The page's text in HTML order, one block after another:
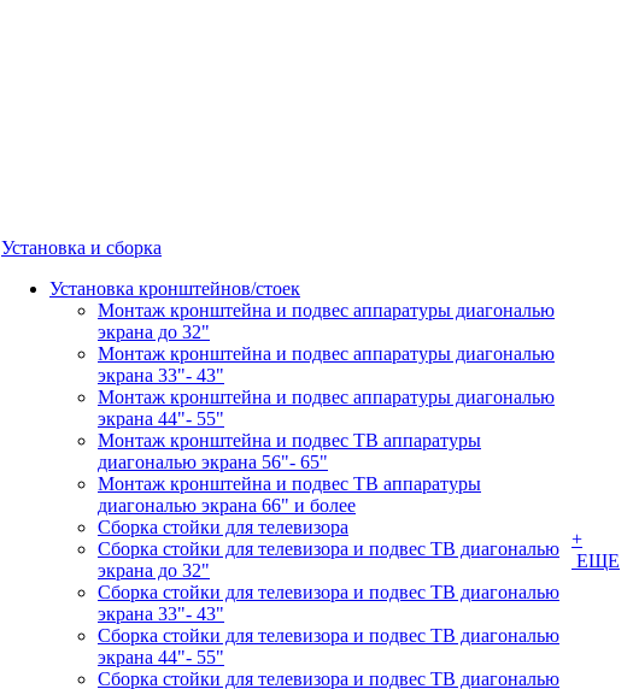
Установка и сборка
Установка кронштейнов/стоек
Монтаж кронштейна и подвес аппаратуры диагональю
экрана до 32"
Монтаж кронштейна и подвес аппаратуры диагональю
экрана 33"- 43"
Монтаж кронштейна и подвес аппаратуры диагональю
экрана 44"- 55"
Монтаж кронштейна и подвес ТВ аппаратуры
диагональю экрана 56"- 65"
Монтаж кронштейна и подвес ТВ аппаратуры
диагональю экрана 66" и более
Сборка стойки для телевизора
Сборка стойки для телевизора и подвес ТВ диагональю
экрана до 32"
Сборка стойки для телевизора и подвес ТВ диагональю
экрана 33"- 43"
Сборка стойки для телевизора и подвес ТВ диагональю
экрана 44"- 55"
Сборка стойки для телевизора и подвес ТВ диагональю
+
ЕЩЕ